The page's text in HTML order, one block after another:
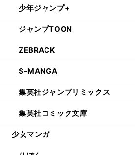
少年ジャンプ+
ジャンプTOON
ZEBRACK
S-MANGA
集英社ジャンプリミックス
集英社コミック文庫
少女マンガ